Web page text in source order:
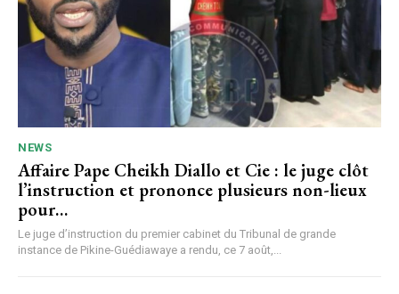
NEWS
Affaire Pape Cheikh Diallo et Cie : le juge clôt
l’instruction et prononce plusieurs non-lieux
pour…
Le juge d’instruction du premier cabinet du Tribunal de grande
instance de Pikine-Guédiawaye a rendu, ce 7 août,...